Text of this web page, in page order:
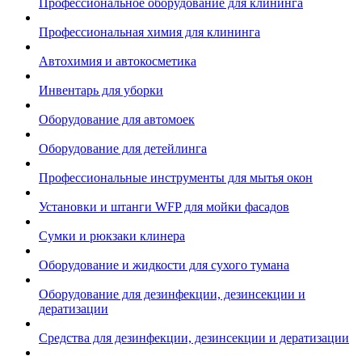
Профессиональное оборудование для клининга
Профессиональная химия для клининга
Автохимия и автокосметика
Инвентарь для уборки
Оборудование для автомоек
Оборудование для детейлинга
Профессиональные инструменты для мытья окон
Установки и штанги WFP для мойки фасадов
Сумки и рюкзаки клинера
Оборудование и жидкости для сухого тумана
Оборудование для дезинфекции, дезинсекции и
дератизации
Средства для дезинфекции, дезинсекции и дератизации